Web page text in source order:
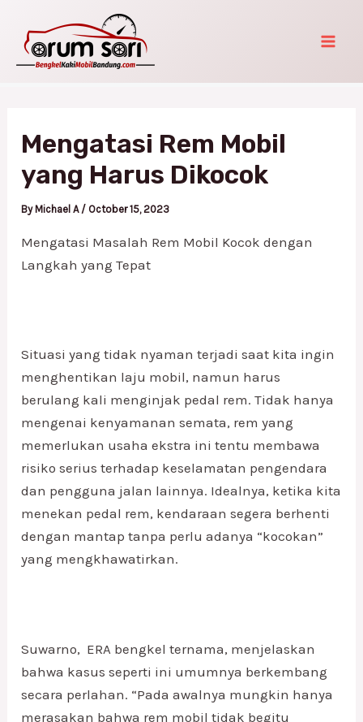
content
Mengatasi Rem Mobil
yang Harus Dikocok
By Michael A / October 15, 2023
Mengatasi Masalah Rem Mobil Kocok dengan
Langkah yang Tepat
Situasi yang tidak nyaman terjadi saat kita ingin
menghentikan laju mobil, namun harus
berulang kali menginjak pedal rem. Tidak hanya
mengenai kenyamanan semata, rem yang
memerlukan usaha ekstra ini tentu membawa
risiko serius terhadap keselamatan pengendara
dan pengguna jalan lainnya. Idealnya, ketika kita
menekan pedal rem, kendaraan segera berhenti
dengan mantap tanpa perlu adanya “kocokan”
yang mengkhawatirkan.
Suwarno, ERA bengkel ternama, menjelaskan
bahwa kasus seperti ini umumnya berkembang
secara perlahan. “Pada awalnya mungkin hanya
merasakan bahwa rem mobil tidak begitu
navigation